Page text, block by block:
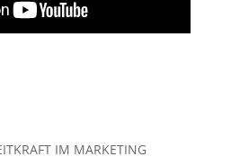
IM MARKETING